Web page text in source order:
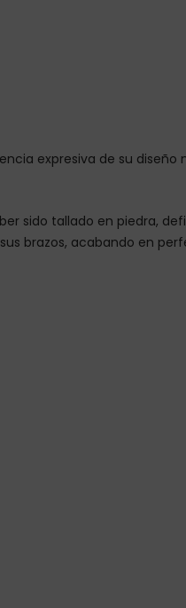
expresiva de su diseño
sido tallado en piedra,
brazos, acabando en